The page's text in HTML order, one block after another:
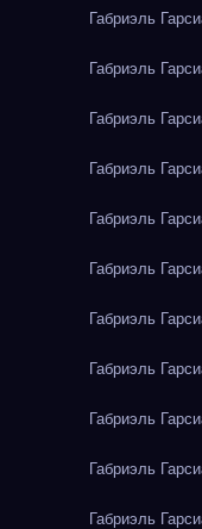
Габриэль
Габриэль
Габриэль
Габриэль
Габриэль
Габриэль
Габриэль
Габриэль
Габриэль
Габриэль
Габриэль